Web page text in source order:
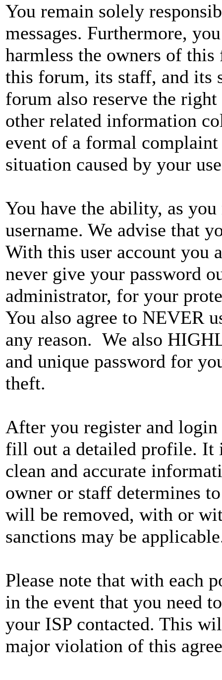
You remain solely
messages. Furthermore,
harmless the owners of
this forum, its staff, and its
forum also reserve the
other related information
event of a formal
situation caused by your
You have the ability, as
username. We advise that
With this user account you
never give your password
administrator, for your
You also agree to NEVER
any reason. We also
and unique password for
theft.
After you register and
fill out a detailed profile. It
clean and accurate
owner or staff determines
will be removed, with or
sanctions may be
Please note that with each
in the event that you need
your ISP contacted. This
major violation of this